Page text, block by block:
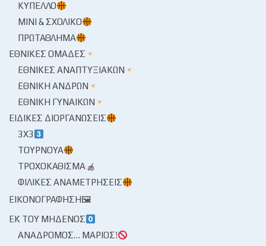
ΚΎΠΕΛΛΟ
ΜΊΝΙ & ΣΧΟΛΙΚΌ
ΠΡΩΤΆΘΛΗΜΑ
ΕΘΝΙΚΈΣ ΟΜΆΔΕΣ
ΕΘΝΙΚΈΣ ΑΝΑΠΤΥΞΙΑΚΏΝ
ΕΘΝΙΚΉ ΑΝΔΡΏΝ
ΕΘΝΙΚΉ ΓΥΝΑΙΚΏΝ
ΕΙΔΙΚΈΣ ΔΙΟΡΓΑΝΏΣΕΙΣ
3X3
ΤΟΥΡΝΟΥΆ
ΤΡΟΧΟΚΆΘΙΣΜΑ
ΦΙΛΙΚΈΣ ΑΝΑΜΕΤΡΉΣΕΙΣ
ΕΙΚΟΝΟΓΡΆΦΗΣΗ🖼
ΕΚ ΤΟΥ ΜΗΔΕΝΌΣ
ΑΝΆΔΡΟΜΟΣ… ΜΆΡΙΟΣ!